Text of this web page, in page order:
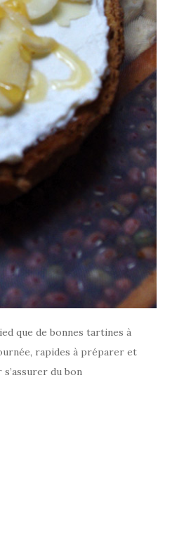
que de bonnes tartines à
rapides à préparer et
du bon